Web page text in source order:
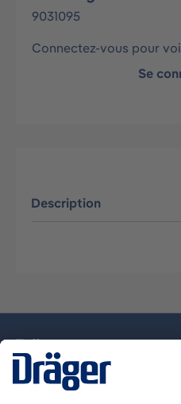
9031095
Connectez-vous pour
Se
Description
Nous contacter